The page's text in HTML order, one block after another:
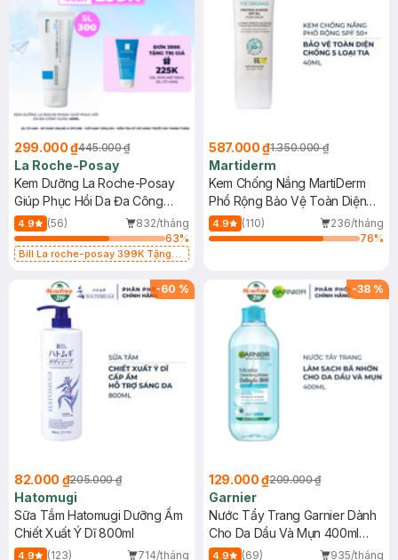
299.000 ₫445.000 ₫
La Roche-Posay
Kem Dưỡng La Roche-Posay
Giúp Phục Hồi Da Đa Công
Dụng 40ml
4.9 (56)
832/tháng
63%
Bill La roche-posay 399K Tặng
(SL có hạn)
587.000 ₫1.350.000 ₫
Martiderm
Kem Chống Nắng MartiDerm
Phổ Rộng Bảo Vệ Toàn Diện
40ml
4.9 (110)
236/tháng
76%
-60 %
82.000 ₫205.000 ₫
Hatomugi
Sữa Tắm Hatomugi Dưỡng Ẩm
Chiết Xuất Ý Dĩ 800ml
4.9 (123)
714/tháng
-38 %
129.000 ₫209.000 ₫
Garnier
Nước Tẩy Trang Garnier Dành
Cho Da Dầu Và Mụn 400ml
(Mới)
4.9 (69)
935/tháng